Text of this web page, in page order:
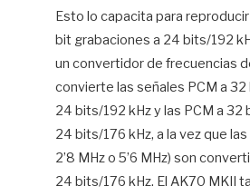
Esto lo capacita para
bit grabaciones a 24 bits/192
un convertidor de frecuencias
convierte las señales PCM a
24 bits/192 kHz y las PCM a 32
24 bits/176 kHz, a la vez que
2’8 MHz o 5’6 MHz) son
24 bits/176 kHz. El AK70 MKII